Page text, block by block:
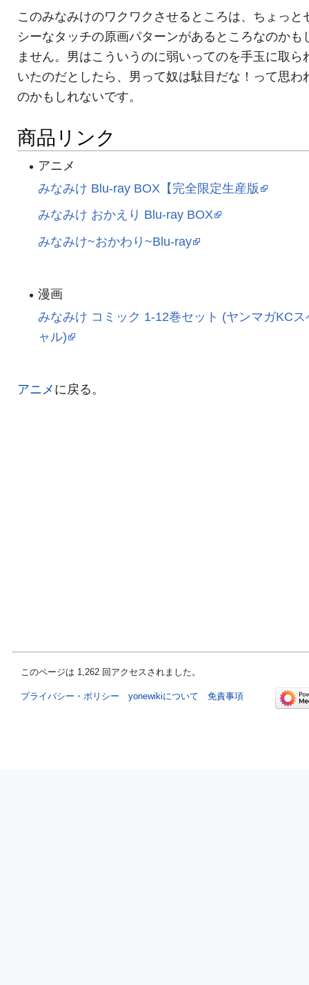
このみなみけのワクワクさせるところは、ちょっと
シーなタッチの原画パターンがあるところなのかも
ません。男はこういうのに弱いってのを手玉に取ら
いたのだとしたら、男って奴は駄目だな！って思わ
のかもしれないです。
商品リンク
アニメ
みなみけ Blu-ray BOX【完全限定生産版
みなみけ おかえり Blu-ray BOX
みなみけ~おかわり~Blu-ray
漫画
みなみけ コミック 1-12巻セット (ヤンマガKCス
ャル)
アニメに戻る。
このページは 1,262 回アクセスされました。
プライバシー・ポリシー yonewikiについて 免責事項